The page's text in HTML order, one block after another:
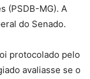
(PSDB-MG). A
do Senado.
protocolado pelo
avaliasse se o